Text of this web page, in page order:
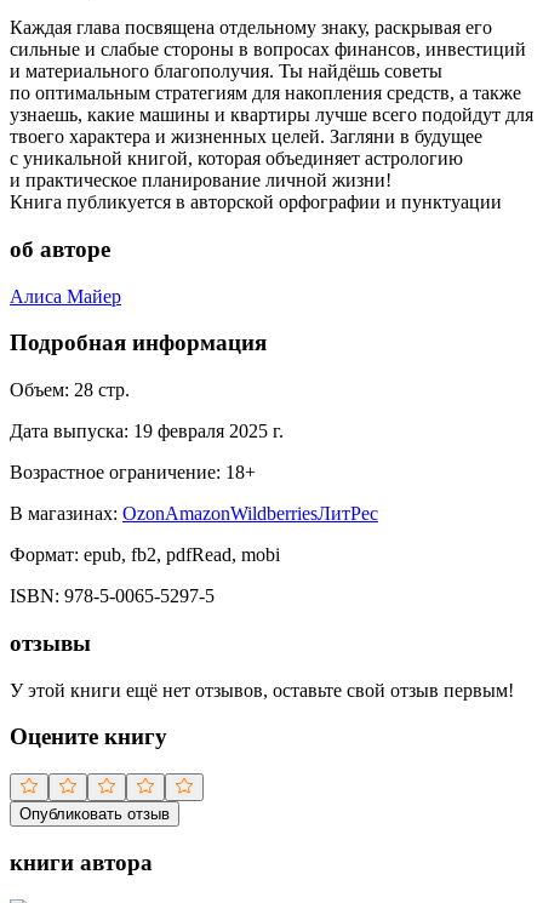
Каждая глава посвящена отдельному знаку, раскрывая его
сильные и слабые стороны в вопросах финансов, инвестиций
и материального благополучия. Ты найдёшь советы
по оптимальным стратегиям для накопления средств, а также
узнаешь, какие машины и квартиры лучше всего подойдут для
твоего характера и жизненных целей. Загляни в будущее
с уникальной книгой, которая объединяет астрологию
и практическое планирование личной жизни!
Книга публикуется в авторской орфографии и пунктуации
об авторе
Алиса Майер
Подробная информация
Объем: 28 стр.
Дата выпуска: 19 февраля 2025 г.
Возрастное ограничение: 18+
В магазинах: OzonAmazonWildberriesЛитРес
Формат: epub, fb2, pdfRead, mobi
ISBN: 978-5-0065-5297-5
отзывы
У этой книги ещё нет отзывов, оставьте свой отзыв первым!
Оцените книгу
Опубликовать отзыв
книги автора